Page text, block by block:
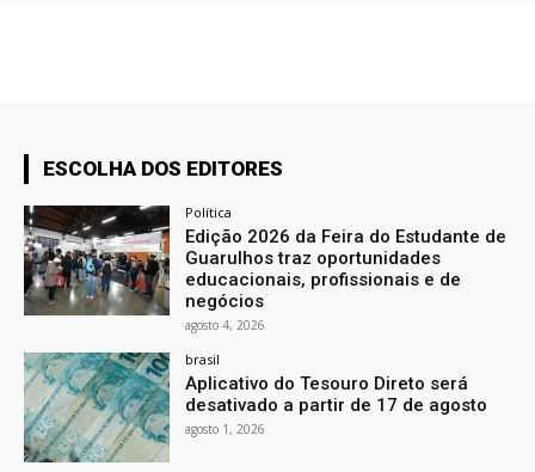
ESCOLHA DOS EDITORES
Política
Edição 2026 da Feira do Estudante de
Guarulhos traz oportunidades
educacionais, profissionais e de
negócios
agosto 4, 2026
brasil
Aplicativo do Tesouro Direto será
desativado a partir de 17 de agosto
agosto 1, 2026